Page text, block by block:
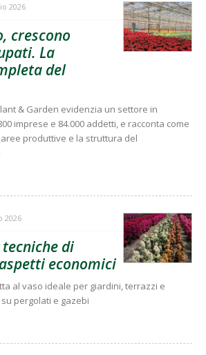
2026
crescono
La
del
& Garden evidenzia un settore in
imprese e 84.000 addetti, e racconta come
produttive e la struttura del
2026
di
economici
al vaso ideale per giardini, terrazzi e
pergolati e gazebi